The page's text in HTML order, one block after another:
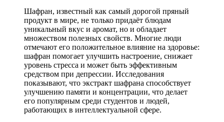
Шафран, известный как самый дорогой пряный
продукт в мире, не только придаёт блюдам
уникальный вкус и аромат, но и обладает
множеством полезных свойств. Многие люди
отмечают его положительное влияние на здоровье:
шафран помогает улучшить настроение, снижает
уровень стресса и может быть эффективным
средством при депрессии. Исследования
показывают, что экстракт шафрана способствует
улучшению памяти и концентрации, что делает
его популярным среди студентов и людей,
работающих в интеллектуальной сфере.